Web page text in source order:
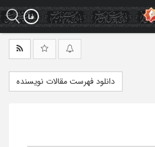
دانلود فهرست مقالات نویسنده